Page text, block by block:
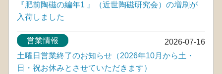
『肥前陶磁の編年1 』（近世陶磁研究会）の増刷が
入荷しました
2026-07-16
営業情報
土曜日営業終了のお知らせ（2026年10月から土・
日・祝お休みとさせていただきます）